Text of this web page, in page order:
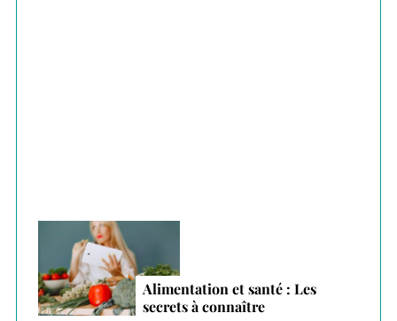
Alimentation et santé : Les
secrets à connaître